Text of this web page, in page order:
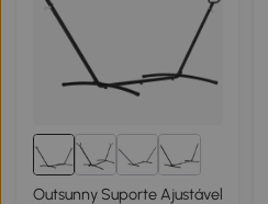
Outsunny Suporte Ajustável